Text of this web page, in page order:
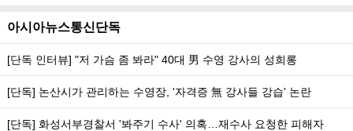
아시아뉴스통신단독
[단독 인터뷰] "저 가슴 좀 봐라" 40대 男 수영 강사의 성희롱
[단독] 논산시가 관리하는 수영장, '자격증 無 강사들 강습' 논란
[단독] 화성서부경찰서 '봐주기 수사' 의혹…재수사 요청한 피해자